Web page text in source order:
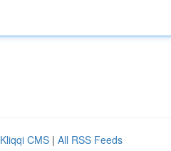
Kliqqi CMS | All RSS Feeds